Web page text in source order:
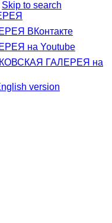
Skip to search